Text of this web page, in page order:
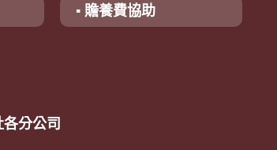
▪ 贍養費協助
分公司